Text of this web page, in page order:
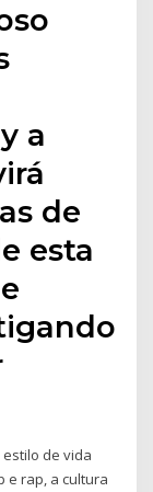
a
de
esta
estilo de vida
e rap, a cultura